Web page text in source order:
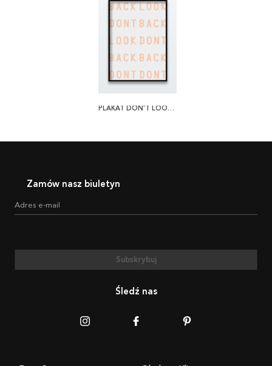
PLAKAT DON'T LOOK BACK
Zamów nasz biuletyn
Adres e-mail
Subskrybuj
Śledź nas